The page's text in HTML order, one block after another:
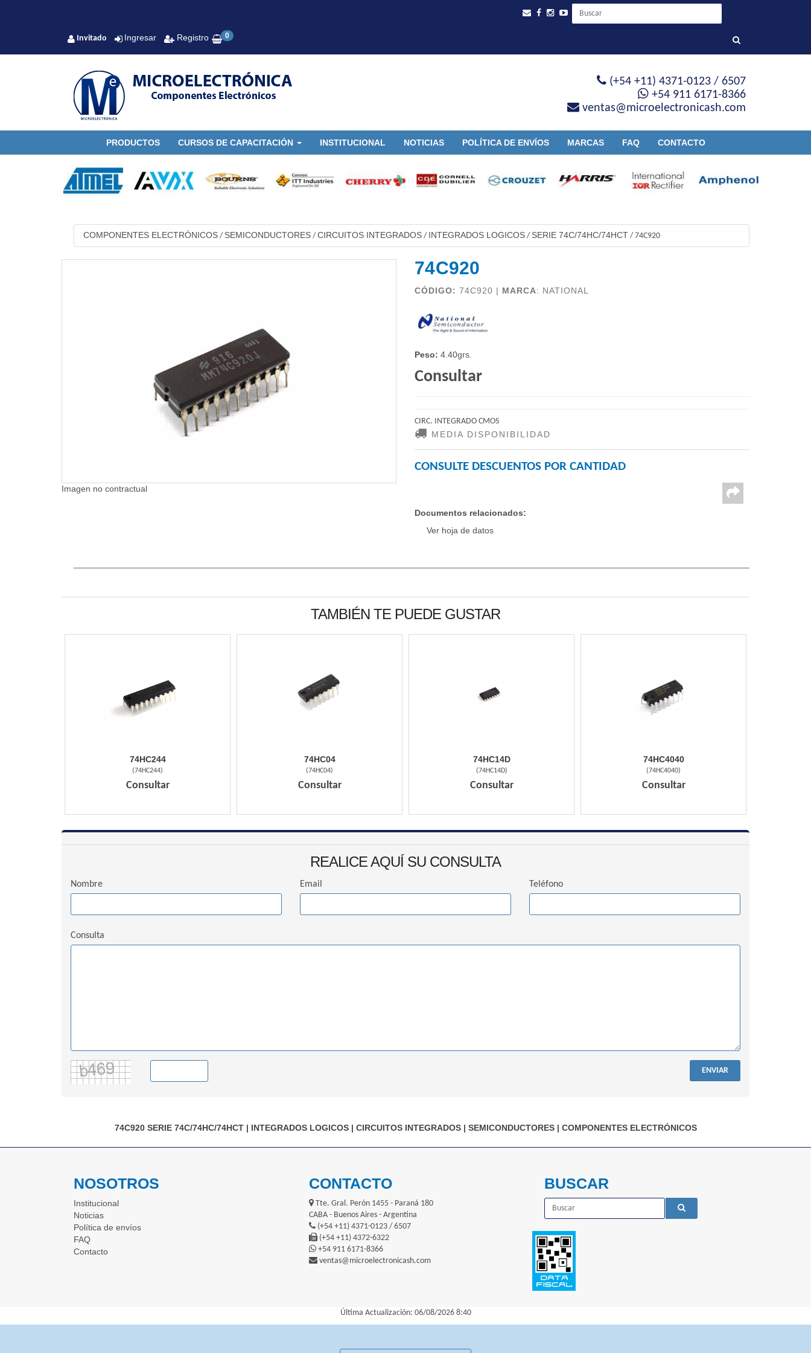
Invitado Ingresar Registro 0
PRODUCTOS CURSOS DE CAPACITACIÓN INSTITUCIONAL NOTICIAS POLÍTICA DE ENVÍOS MARCAS FAQ CONTACTO
(+54 +11) 4371-0123 / 6507
+54 911 6171-8366
ventas@microelectronicash.com
COMPONENTES ELECTRÓNICOS / SEMICONDUCTORES / CIRCUITOS INTEGRADOS / INTEGRADOS LOGICOS / SERIE 74C/74HC/74HCT / 74C920
Imagen no contractual
74C920
CÓDIGO: 74C920 | MARCA: NATIONAL
Peso: 4.40grs.
Consultar
CIRC. INTEGRADO CMOS
MEDIA DISPONIBILIDAD
CONSULTE DESCUENTOS POR CANTIDAD
Documentos relacionados:
Ver hoja de datos
TAMBIÉN TE PUEDE GUSTAR
74HC244
(74HC244)
Consultar
74HC04
(74HC04)
Consultar
74HC14D
(74HC14D)
Consultar
74HC4040
(74HC4040)
Consultar
REALICE AQUÍ SU CONSULTA
Nombre Email Teléfono
Consulta
ENVIAR
74C920 SERIE 74C/74HC/74HCT| INTEGRADOS LOGICOS| CIRCUITOS INTEGRADOS| SEMICONDUCTORES| COMPONENTES ELECTRÓNICOS
NOSOTROS
Institucional
Noticias
Política de envíos
FAQ
Contacto
CONTACTO
Tte. Gral. Perón 1455 - Paraná 180
CABA - Buenos Aires - Argentina
(+54 +11) 4371-0123 / 6507
(+54 +11) 4372-6322
+54 911 6171-8366
ventas@microelectronicash.com
BUSCAR
Última Actualización: 06/08/2026 8:40